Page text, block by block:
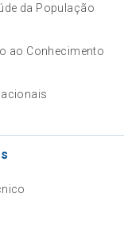
da População
ao Conhecimento